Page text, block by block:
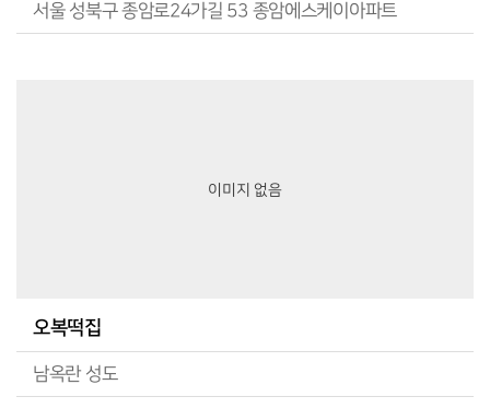
서울 성북구 종암로24가길 53 종암에스케이아파트
이미지 없음
오복떡집
남옥란 성도